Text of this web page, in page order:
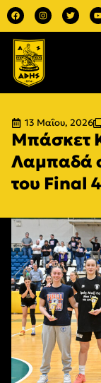
13 Μαΐου, 2026
Μπάσκετ
Λαμπαδά
του Final 4